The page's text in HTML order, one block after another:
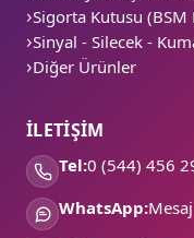
Sigorta Kutusu (BSM
Sinyal - Silecek -
Diğer Ürünler
İLETİŞİM
Tel:0 (544) 456
WhatsApp: